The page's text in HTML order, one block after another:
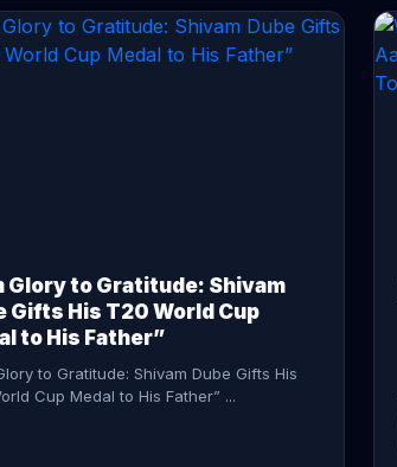
Glory to Gratitude: Shivam
Gifts His T20 World Cup
to His Father”
to Gratitude: Shivam Dube Gifts His
Cup Medal to His Father” ...